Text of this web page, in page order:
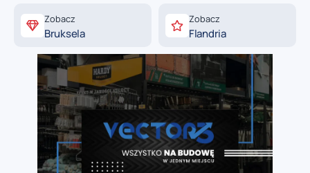
Zobacz
Bruksela
Zobacz
Flandria